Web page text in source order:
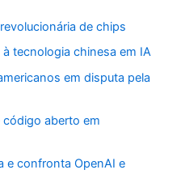
de chips
tecnologia chinesa em IA
em disputa pela
código aberto em
e confronta OpenAI e